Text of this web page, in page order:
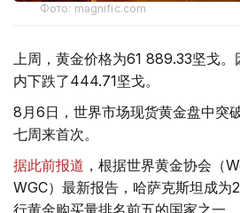
Фото: magnific.com
上周，黄金价格为61 889.33坚戈。
内下跌了444.71坚戈。
8月6日，世界市场现货黄金盘中突
七周来首次。
据此前报道 ，根据世界黄金协会（
WGC）最新报告，哈萨克斯坦成为